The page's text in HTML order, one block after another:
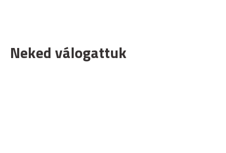
Neked válogattuk